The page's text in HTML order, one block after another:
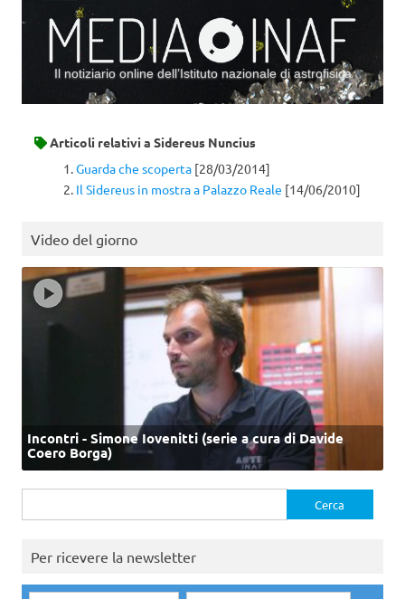
Il notiziario online dell’Istituto nazionale di astrofisica
Articoli relativi a Sidereus Nuncius
Guarda che scoperta [28/03/2014]
Il Sidereus in mostra a Palazzo Reale [14/06/2010]
Video del giorno
Incontri - Simone Iovenitti (serie a cura di Davide
Coero Borga)
per:
Per ricevere la newsletter